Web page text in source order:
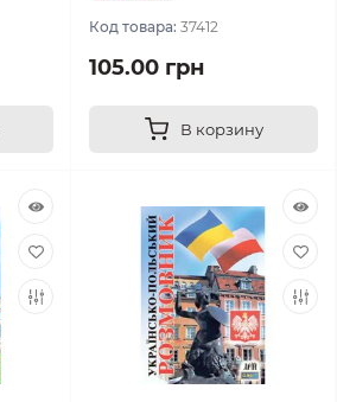
Код товара: 37412
105.00 грн
В корзину